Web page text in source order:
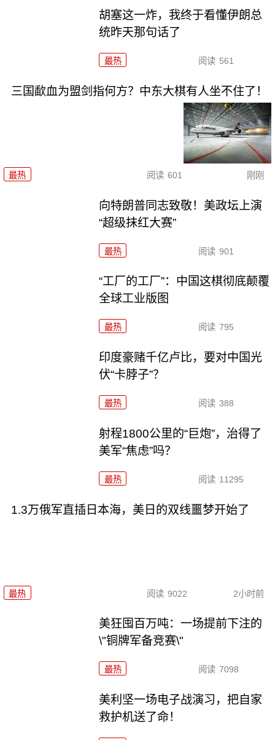
胡塞这一炸，我终于看懂伊朗总
统昨天那句话了
最热 阅读 561
三国歃血为盟剑指何方？中东大棋有人坐不住了！
最热 阅读 601 刚刚
向特朗普同志致敬！美政坛上演
“超级抹红大赛”
最热 阅读 901
“工厂的工厂”：中国这棋彻底颠覆
全球工业版图
最热 阅读 795
印度豪赌千亿卢比，要对中国光
伏“卡脖子”？
最热 阅读 388
射程1800公里的“巨炮”，治得了
美军“焦虑”吗？
最热 阅读 11295
1.3万俄军直插日本海，美日的双线噩梦开始了
最热 阅读 9022 2小时前
美狂囤百万吨：一场提前下注的
\"铜牌军备竞赛\"
最热 阅读 7098
美利坚一场电子战演习，把自家
救护机送了命！